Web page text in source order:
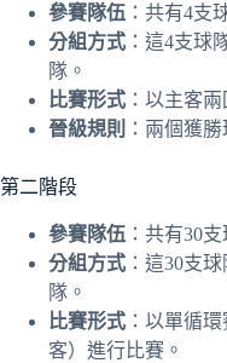
參賽隊伍 ：共有4支
分組方式 ：這4支球
隊。
比賽形式 ：以主客
晉級規則
：兩個獲
第二階段
參賽隊伍 ：共有30支
分組方式 ：這30支
隊。
比賽形式 ：以單循
客）進行比賽。